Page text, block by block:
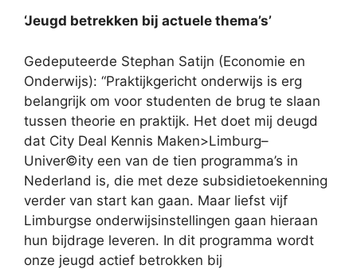
‘Jeugd betrekken bij actuele thema’s’
Gedeputeerde Stephan Satijn (Economie en
Onderwijs): “Praktijkgericht onderwijs is erg
belangrijk om voor studenten de brug te slaan
tussen theorie en praktijk. Het doet mij deugd
dat City Deal Kennis Maken>Limburg–
Univer©ity een van de tien programma’s in
Nederland is, die met deze subsidietoekenning
verder van start kan gaan. Maar liefst vijf
Limburgse onderwijsinstellingen gaan hieraan
hun bijdrage leveren. In dit programma wordt
onze jeugd actief betrokken bij